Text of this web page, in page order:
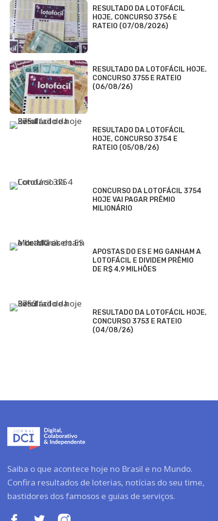
RESULTADO DA LOTOFÁCIL
HOJE, CONCURSO 3756 E
RATEIO (07/08/2026)
RESULTADO DA LOTOFÁCIL HOJE,
CONCURSO 3755 E RATEIO
(06/08/26)
RESULTADO DA LOTOFÁCIL
HOJE, CONCURSO 3754 E
RATEIO (05/08/26)
CONCURSO DA LOTOFÁCIL 3754
HOJE VAI PAGAR PRÊMIO
MILIONÁRIO
APOSTAS DO ES E MG GANHAM A
LOTOFÁCIL E DIVIDEM PRÊMIO
DE R$ 4,9 MILHÕES
RESULTADO DA LOTOFÁCIL HOJE,
CONCURSO 3753 E RATEIO
(04/08/26)
Saiba o que acontece hoje no Brasil e no Mundo.
Confira resultados de loterias, notícias do seu time,
bastidores dos famosos e guias de serviços.